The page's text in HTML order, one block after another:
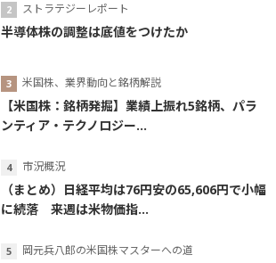
ストラテジーレポート
半導体株の調整は底値をつけたか
米国株、業界動向と銘柄解説
【米国株：銘柄発掘】業績上振れ5銘柄、パラ
ンティア・テクノロジー...
市況概況
（まとめ）日経平均は76円安の65,606円で小幅
に続落 来週は米物価指...
岡元兵八郎の米国株マスターへの道